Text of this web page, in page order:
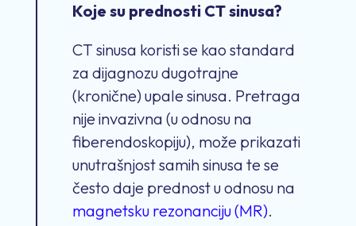
Koje su prednosti CT sinusa?
CT sinusa koristi se kao standard
za dijagnozu dugotrajne
(kronične) upale sinusa. Pretraga
nije invazivna (u odnosu na
fiberendoskopiju), može prikazati
unutrašnjost samih sinusa te se
često daje prednost u odnosu na
magnetsku rezonanciju (MR).